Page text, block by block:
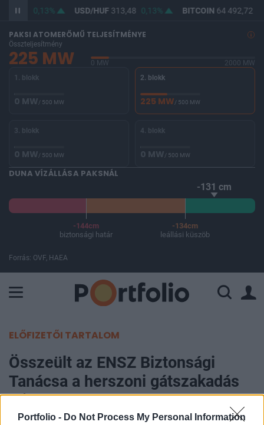
Portfolio - Do Not Process My Personal Information
362,20 0,13% USD/HUF313,48 0,13% BITCOIN64 492,72
PAKSI ATOMERŐMŰ TELJESÍTMÉNYE
Összteljesítmény
225 MW 0 MW
2000 MW
1. blokk
0 MW/ 500 MW
2. blokk
225 MW/ 500 MW
3. blokk
0 MW/ 500 MW
4. blokk
0 MW/ 500 MW
DUNA VÍZÁLLÁSA PAKSNÁL
-131 cm
-144cm
biztonsági határ
-134cm
leállási küszöb
Forrás: OVF, HAEA
ELŐFIZETŐI TARTALOM
Összeült az ENSZ Biztonsági
Tanácsa a herszoni gátszakadás
miatt